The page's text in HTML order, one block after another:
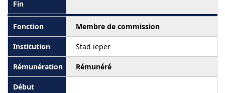
Membre de commission
Stad ieper
Rémunéré